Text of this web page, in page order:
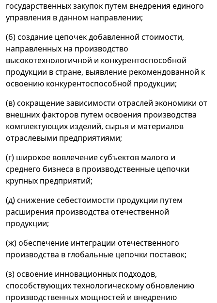
государственных закупок путем внедрения единого
управления в данном направлении;
(б) создание цепочек добавленной стоимости,
направленных на производство
высокотехнологичной и конкурентоспособной
продукции в стране, выявление рекомендованной к
освоению конкурентоспособной продукции;
(в) сокращение зависимости отраслей экономики от
внешних факторов путем освоения производства
комплектующих изделий, сырья и материалов
отраслевыми предприятиями;
(г) широкое вовлечение субъектов малого и
среднего бизнеса в производственные цепочки
крупных предприятий;
(д) снижение себестоимости продукции путем
расширения производства отечественной
продукции;
(ж) обеспечение интеграции отечественного
производства в глобальные цепочки поставок;
(з) освоение инновационных подходов,
способствующих технологическому обновлению
производственных мощностей и внедрению